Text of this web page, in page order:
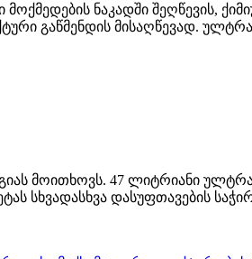
ნაკადში შეღწევის,
გაწმენდის მისაღწევად.
მოითხოვს. 47 ლიტრიანი
სხვადასხვა დასუფთავების